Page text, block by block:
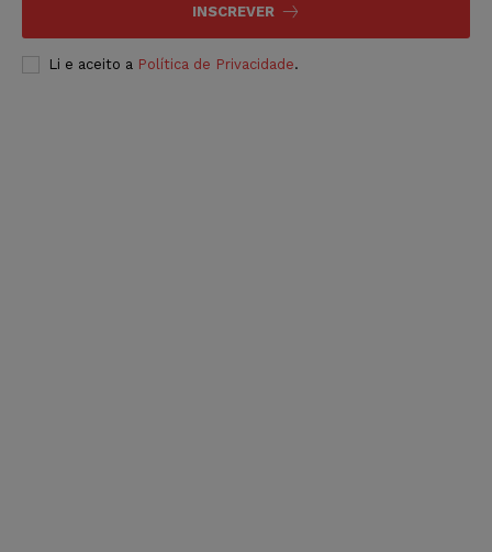
INSCREVER
Li e aceito a Política de Privacidade.